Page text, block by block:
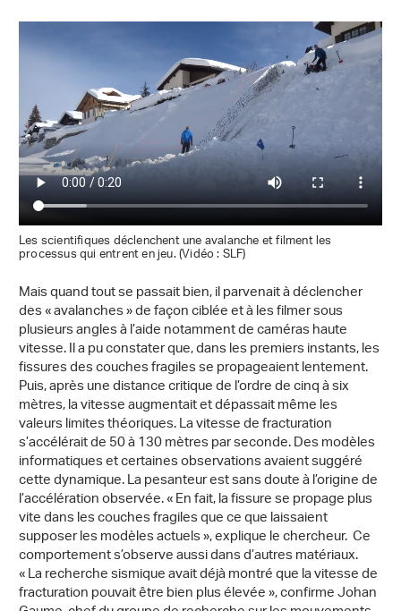
Les scientifiques déclenchent une avalanche et filment les
processus qui entrent en jeu. (Vidéo : SLF)
Mais quand tout se passait bien, il parvenait à déclencher
des « avalanches » de façon ciblée et à les filmer sous
plusieurs angles à l’aide notamment de caméras haute
vitesse. Il a pu constater que, dans les premiers instants, les
fissures des couches fragiles se propageaient lentement.
Puis, après une distance critique de l’ordre de cinq à six
mètres, la vitesse augmentait et dépassait même les
valeurs limites théoriques. La vitesse de fracturation
s’accélérait de 50 à 130 mètres par seconde. Des modèles
informatiques et certaines observations avaient suggéré
cette dynamique. La pesanteur est sans doute à l’origine de
l’accélération observée. « En fait, la fissure se propage plus
vite dans les couches fragiles que ce que laissaient
supposer les modèles actuels », explique le chercheur. Ce
comportement s’observe aussi dans d’autres matériaux.
« La recherche sismique avait déjà montré que la vitesse de
fracturation pouvait être bien plus élevée », confirme Johan